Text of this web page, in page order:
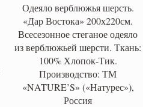
Одеяло верблюжья шерсть.
«Дар Востока» 200х220см.
Всесезонное стеганое одеяло
из верблюжьей шерсти. Ткань:
100% Хлопок-Тик.
Производство: ТМ
«NATURE’S» («Натурес»),
Россия